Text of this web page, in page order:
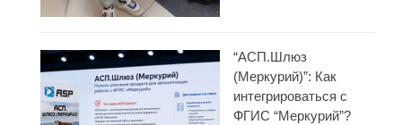
“АСП.Шлюз
(Меркурий)”: Как
интегрироваться с
ФГИС “Меркурий”?